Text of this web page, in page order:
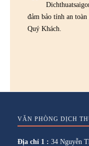
đảm bảo tính an
Quý Khách.
VĂN PHÒNG DỊCH
Địa chỉ 1 : 34 Nguyễn